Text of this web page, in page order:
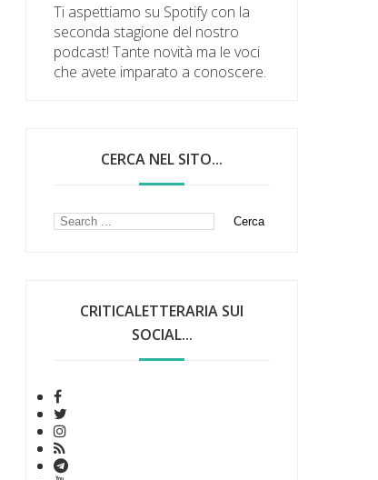
Ti aspettiamo su Spotify con la
seconda stagione del nostro
podcast! Tante novità ma le voci
che avete imparato a conoscere.
CERCA NEL SITO...
CRITICALETTERARIA SUI
SOCIAL...